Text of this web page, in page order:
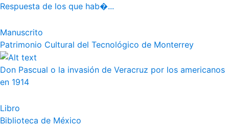
Respuesta de los que hab�...
Manuscrito
Patrimonio Cultural del Tecnológico de Monterrey
Don Pascual o la invasión de Veracruz por los americanos
en 1914
Libro
Biblioteca de México